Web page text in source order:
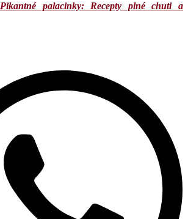
Pikantné palacinky: Recepty plné chuti a